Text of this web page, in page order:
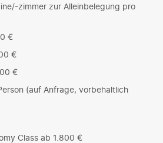
zimmer zur Alleinbelegung pro
€
€
€
(auf Anfrage, vorbehaltlich
Class ab 1.800 €